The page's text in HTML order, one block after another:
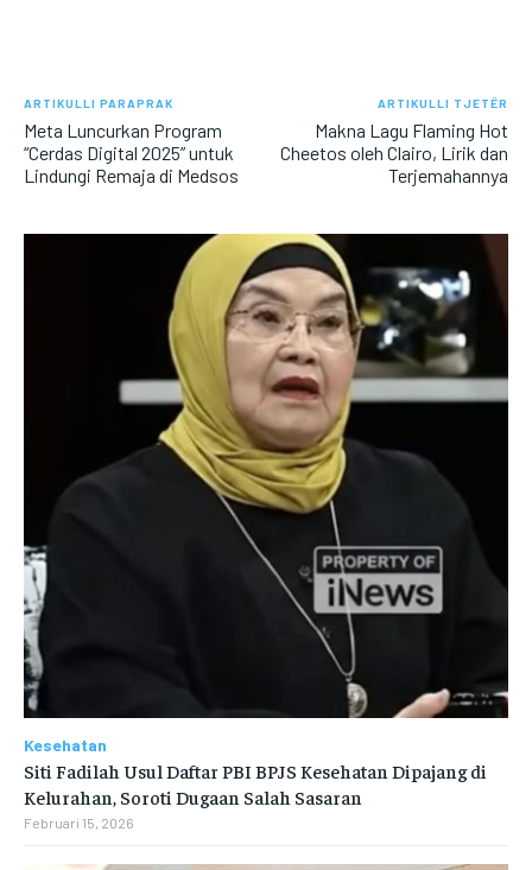
ARTIKULLI PARAPRAK
Meta Luncurkan Program
“Cerdas Digital 2025” untuk
Lindungi Remaja di Medsos
ARTIKULLI TJETËR
Makna Lagu Flaming Hot
Cheetos oleh Clairo, Lirik dan
Terjemahannya
Kesehatan
Siti Fadilah Usul Daftar PBI BPJS Kesehatan Dipajang di
Kelurahan, Soroti Dugaan Salah Sasaran
Februari 15, 2026